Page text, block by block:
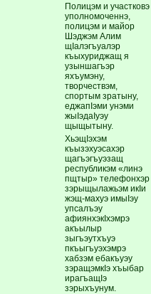
Полицэм и участковэ
уполномоченнэ,
полицэм и майор
Шэджэм Алим
щIалэгъуалэр
къыхуриджащ я
узыншагъэр
яхъумэну,
творчествэм,
спортым зратыну,
еджапIэми унэми
жыIэдаIуэу
щыщытыну.
ХьэщIэхэм
къызэхуэсахэр
щагъэгъуэзащ
республикэм «линэ
пщтыр» телефонхэр
зэрыщылажьэм икIи
жэщ-махуэ имыIэу
упсалъэу
афиянхэкIхэмрэ
акъылыр
зыгъэутхъуэ
пкъыгъуэхэмрэ
хабзэм ебакъуэу
зэращэмкIэ хъыбар
ирагъащIэ
зэрыхъунум.